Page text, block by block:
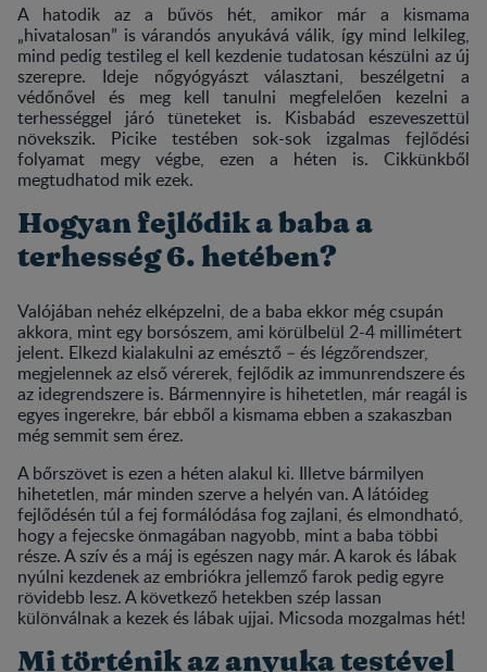
A hatodik az a bűvös hét, amikor már a kismama
„hivatalosan” is várandós anyukává válik, így mind lelkileg,
mind pedig testileg el kell kezdenie tudatosan készülni az új
szerepre. Ideje nőgyógyászt választani, beszélgetni a
védőnővel és meg kell tanulni megfelelően kezelni a
terhességgel járó tüneteket is. Kisbabád eszeveszettül
növekszik. Picike testében sok-sok izgalmas fejlődési
folyamat megy végbe, ezen a héten is. Cikkünkből
megtudhatod mik ezek.
Hogyan fejlődik a baba a
terhesség 6. hetében?
Valójában nehéz elképzelni, de a baba ekkor még csupán
akkora, mint egy borsószem, ami körülbelül 2-4 millimétert
jelent. Elkezd kialakulni az emésztő – és légzőrendszer,
megjelennek az első vérerek, fejlődik az immunrendszere és
az idegrendszere is. Bármennyire is hihetetlen, már reagál is
egyes ingerekre, bár ebből a kismama ebben a szakaszban
még semmit sem érez.
A bőrszövet is ezen a héten alakul ki. Illetve bármilyen
hihetetlen, már minden szerve a helyén van. A látóideg
fejlődésén túl a fej formálódása fog zajlani, és elmondható,
hogy a fejecske önmagában nagyobb, mint a baba többi
része. A szív és a máj is egészen nagy már. A karok és lábak
nyúlni kezdenek az embriókra jellemző farok pedig egyre
rövidebb lesz. A következő hetekben szép lassan
különválnak a kezek és lábak ujjai. Micsoda mozgalmas hét!
Mi történik az anyuka testével